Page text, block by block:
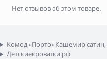
Нет отзывов об этом товаре.
Комод «Порто» Кашемир
Детскиекроватки.рф